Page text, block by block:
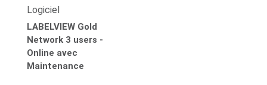
Logiciel
LABELVIEW Gold
Network 3 users -
Online avec
Maintenance